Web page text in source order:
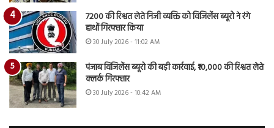
7200 की रिश्वत लेते निजी व्यक्ति को विजिलेंस ब्यूरो ने रंगे
हाथों गिरफ्तार किया
30 July 2026 - 11:02 AM
पंजाब विजिलेंस ब्यूरो की बड़ी कार्रवाई, ₹10,000 की रिश्वत लेते
क्लर्क गिरफ्तार
30 July 2026 - 10:42 AM